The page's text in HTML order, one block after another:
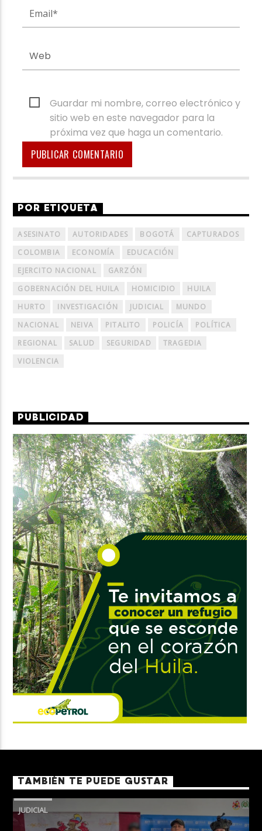
Guardar mi nombre, correo electrónico y
sitio web en este navegador para la
próxima vez que haga un comentario.
POR ETIQUETA
ASESINATO AUTORIDADES BOGOTÁ
CAPTURADOS
COLOMBIA
ECONOMÍA
EDUCACIÓN
EJERCITO NACIONAL
GARZÓN
GOBERNACIÓN DEL HUILA
HOMICIDIO
HUILA
HURTO
INVESTIGACIÓN JUDICIAL
MUNDO
NACIONAL
NEIVA PITALITO POLICÍA
POLÍTICA
REGIONAL
SALUD SEGURIDAD
TRAGEDIA
VIOLENCIA
PUBLICIDAD
TAMBIÉN TE PUEDE GUSTAR
JUDICIAL